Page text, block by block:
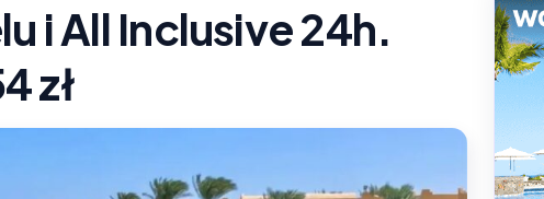
i All Inclusive 24h.
zł